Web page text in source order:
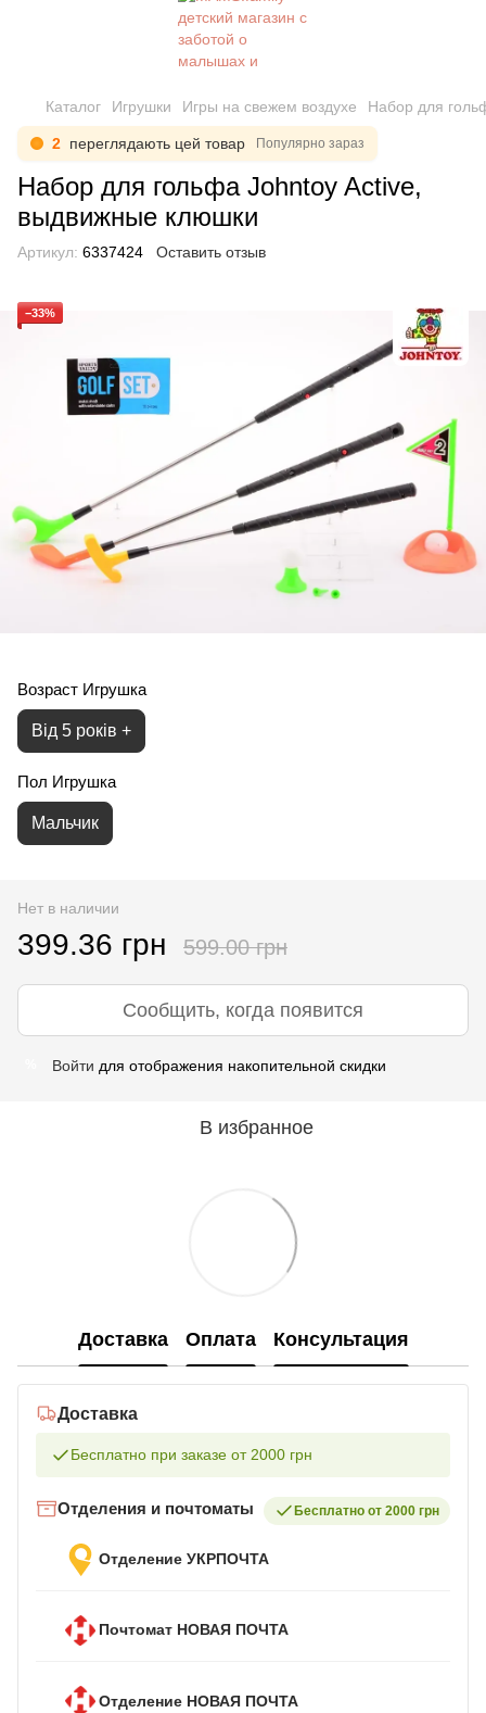
Каталог Игрушки Игры на свежем воздухе Набор для
2 переглядають цей товар Популярно зараз
Набор для гольфа Johntoy Active,
выдвижные клюшки
Артикул: 6337424 Оставить отзыв
−33%
Возраст Игрушка
Від 5 років +
Пол Игрушка
Мальчик
Нет в наличии
399.36 грн 599.00 грн
Сообщить, когда появится
Войти для отображения накопительной скидки
В избранное
Доставка Оплата Консультация
Доставка
Бесплатно при заказе от 2000 грн
Отделения и почтоматы Бесплатно от 2000 грн
Отделение УКРПОЧТА
Почтомат НОВАЯ ПОЧТА
Отделение НОВАЯ ПОЧТА